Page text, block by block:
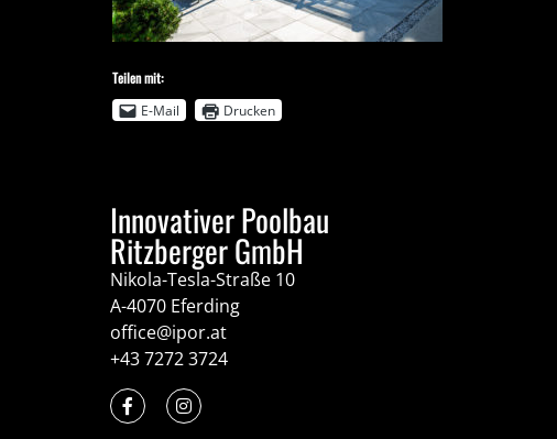
Teilen mit:
E-Mail
Drucken
Innovativer Poolbau
Ritzberger GmbH
Nikola-Tesla-Straße 10
A-4070 Eferding
office@ipor.at
+43 7272 3724